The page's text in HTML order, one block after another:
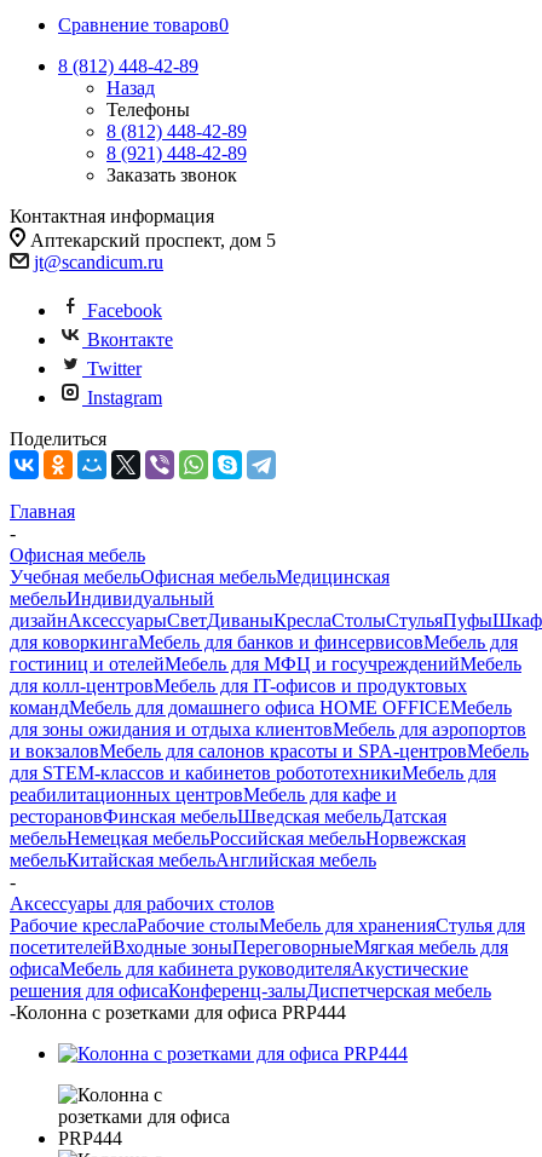
Сравнение товаров0
8 (812) 448-42-89
Назад
Телефоны
8 (812) 448-42-89
8 (921) 448-42-89
Заказать звонок
Контактная информация
Аптекарский проспект, дом 5
jt@scandicum.ru
Facebook
Вконтакте
Twitter
Instagram
Поделиться
Главная
-
Офисная мебель
Учебная мебельОфисная мебельМедицинская
мебельИндивидуальный
дизайнАксессуарыСветДиваныКреслаСтолыСтульяПуфы
для коворкингаМебель для банков и финсервисовМебель для
гостиниц и отелейМебель для МФЦ и госучрежденийМебель
для колл-центровМебель для IT-офисов и продуктовых
командМебель для домашнего офиса HOME OFFICEМебель
для зоны ожидания и отдыха клиентовМебель для аэропортов
и вокзаловМебель для салонов красоты и SPA-центровМебель
для STEM-классов и кабинетов робототехникиМебель для
реабилитационных центровМебель для кафе и
ресторановФинская мебельШведская мебельДатская
мебельНемецкая мебельРоссийская мебельНорвежская
мебельКитайская мебельАнглийская мебель
-
Аксессуары для рабочих столов
Рабочие креслаРабочие столыМебель для храненияСтулья для
посетителейВходные зоныПереговорныеМягкая мебель для
офисаМебель для кабинета руководителяАкустические
решения для офисаКонференц-залыДиспетчерская мебель
-Колонна с розетками для офиса PRP444